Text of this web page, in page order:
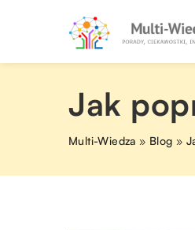
Jak
Multi-Wiedza » Blog »